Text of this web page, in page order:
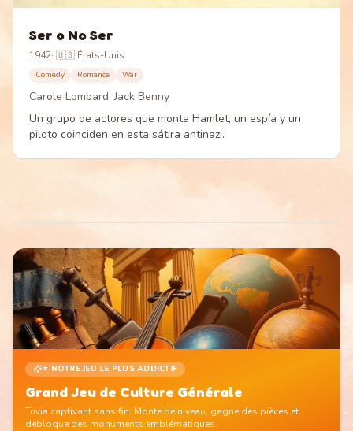
Ser o No Ser
1942· 🇺🇸 États-Unis
Comedy Romance War
Carole Lombard, Jack Benny
Un grupo de actores que monta Hamlet, un espía y un
piloto coinciden en esta sátira antinazi.
⭐ NOTRE JEU LE PLUS ADDICTIF
Grand Jeu de Culture Générale
Trivia captivant sans fin. Monte de niveau, gagne des pièces et
débloque des monuments emblématiques.